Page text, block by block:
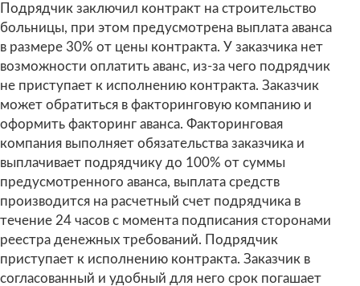
Подрядчик заключил контракт на строительство
больницы, при этом предусмотрена выплата аванса
в размере 30% от цены контракта. У заказчика нет
возможности оплатить аванс, из-за чего подрядчик
не приступает к исполнению контракта. Заказчик
может обратиться в факторинговую компанию и
оформить факторинг аванса. Факторинговая
компания выполняет обязательства заказчика и
выплачивает подрядчику до 100% от суммы
предусмотренного аванса, выплата средств
производится на расчетный счет подрядчика в
течение 24 часов с момента подписания сторонами
реестра денежных требований. Подрядчик
приступает к исполнению контракта. Заказчик в
согласованный и удобный для него срок погашает